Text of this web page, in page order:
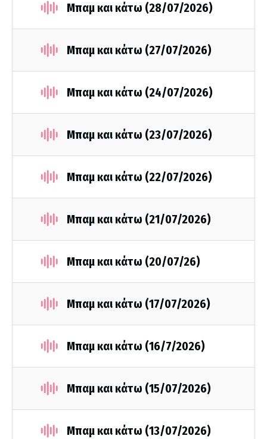
Μπαμ και κάτω (28/07/2026)
Μπαμ και κάτω (27/07/2026)
Μπαμ και κάτω (24/07/2026)
Μπαμ και κάτω (23/07/2026)
Μπαμ και κάτω (22/07/2026)
Μπαμ και κάτω (21/07/2026)
Μπαμ και κάτω (20/07/26)
Μπαμ και κάτω (17/07/2026)
Μπαμ και κάτω (16/7/2026)
Μπαμ και κάτω (15/07/2026)
Μπαμ και κάτω (13/07/2026)